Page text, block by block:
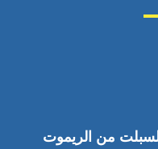
من الريموت